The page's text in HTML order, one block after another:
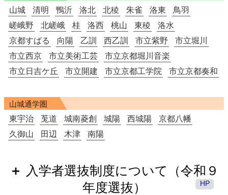
山城
清明 鴨沂 洛北 北稜 朱雀 洛東
鳥羽
嵯峨野
北嵯峨 桂 洛西 桃山 東稜
洛水
京都すばる
向陽 乙訓 西乙訓 市立紫野
市立堀川
市立西京
市立美術工芸
市立京都堀川音楽
市立日吉ケ丘
市立開建 市立京都工学院 市立京都奏和
山城通学圏
東宇治
莵道 城南菱創 城陽 西城陽
京都八幡
久御山
田辺 木津 南陽
入学者選抜制度について（令和９
年度選抜）
HP